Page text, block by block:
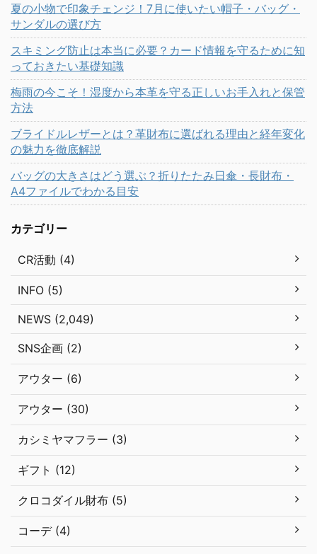
夏の小物で印象チェンジ！7月に使いたい帽子・バッグ・
サンダルの選び方
スキミング防止は本当に必要？カード情報を守るために知
っておきたい基礎知識
梅雨の今こそ！湿度から本革を守る正しいお手入れと保管
方法
ブライドルレザーとは？革財布に選ばれる理由と経年変化
の魅力を徹底解説
バッグの大きさはどう選ぶ？折りたたみ日傘・長財布・
A4ファイルでわかる目安
カテゴリー
CR活動 (4)
INFO (5)
NEWS (2,049)
SNS企画 (2)
アウター (6)
アウター (30)
カシミヤマフラー (3)
ギフト (12)
クロコダイル財布 (5)
コーデ (4)